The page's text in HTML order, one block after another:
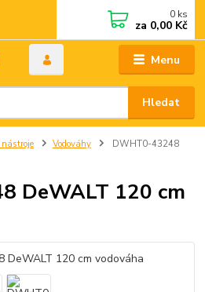
Menu
Hledat
0 ks
za 0,00 Kč
nástroje Vodováhy
DWHT0-43248
DeWALT 120 cm